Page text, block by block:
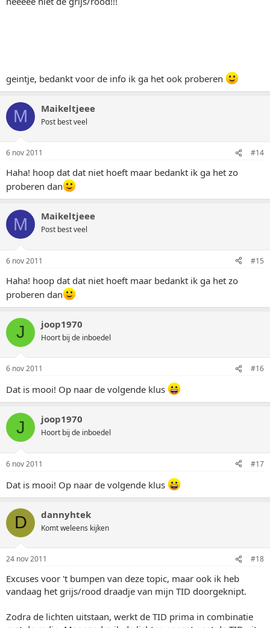
geintje, bedankt voor de info ik ga het ook proberen
M Maikeltjeee
Post best veel
6 nov 2011 #14
Haha! hoop dat dat niet hoeft maar bedankt ik ga het zo
proberen dan
M Maikeltjeee
Post best veel
6 nov 2011 #15
Haha! hoop dat dat niet hoeft maar bedankt ik ga het zo
proberen dan
J joop1970
Hoort bij de inboedel
6 nov 2011 #16
Dat is mooi! Op naar de volgende klus
J joop1970
Hoort bij de inboedel
6 nov 2011 #17
Dat is mooi! Op naar de volgende klus
D dannyhtek
Komt weleens kijken
24 nov 2011 #18
Excuses voor 't bumpen van deze topic, maar ook ik heb
vandaag het grijs/rood draadje van mijn TID doorgeknipt.
Zodra de lichten uitstaan, werkt de TID prima in combinatie